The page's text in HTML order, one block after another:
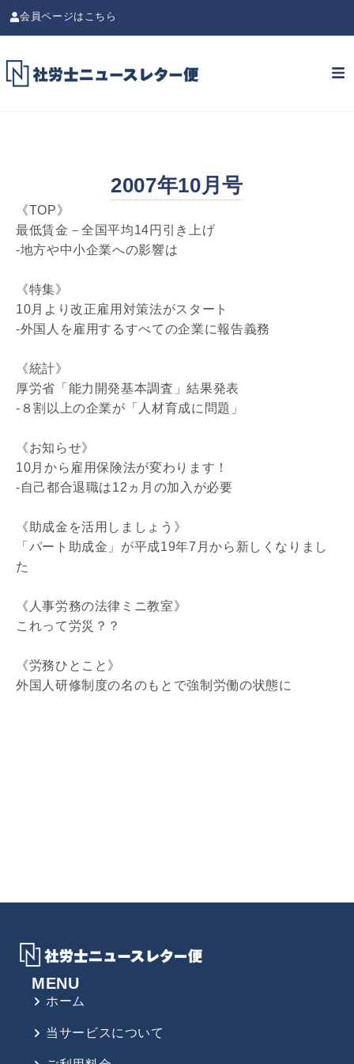
会員ページはこちら
2007年10月号
《TOP》
最低賃金－全国平均14円引き上げ
-地方や中小企業への影響は
《特集》
10月より改正雇用対策法がスタート
-外国人を雇用するすべての企業に報告義務
《統計》
厚労省「能力開発基本調査」結果発表
-８割以上の企業が「人材育成に問題」
《お知らせ》
10月から雇用保険法が変わります！
-自己都合退職は12ヵ月の加入が必要
《助成金を活用しましょう》
「パート助成金」が平成19年7月から新しくなりまし
た
《人事労務の法律ミニ教室》
これって労災？？
《労務ひとこと》
外国人研修制度の名のもとで強制労働の状態に
MENU
ホーム
当サービスについて